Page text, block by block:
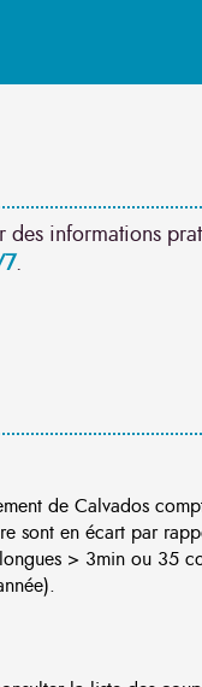
informations
.
de Calvados
sont en écart par
> 3min ou 35